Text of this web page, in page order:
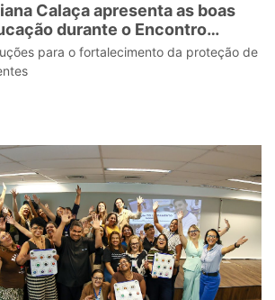
Calaça apresenta as boas
durante o Encontro
da Infância e
para o fortalecimento da proteção de